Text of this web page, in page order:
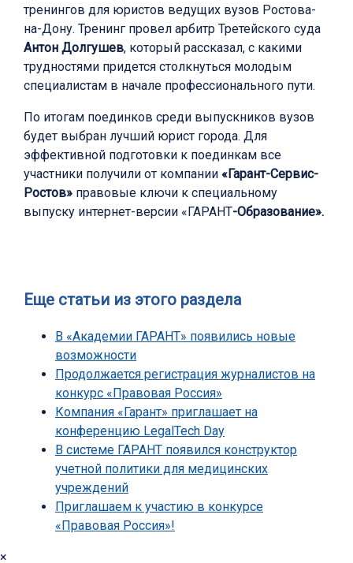
тренингов для юристов ведущих вузов Ростова-
на-Дону. Тренинг провел арбитр Третейского суда
Антон Долгушев, который рассказал, с какими
трудностями придется столкнуться молодым
специалистам в начале профессионального пути.
По итогам поединков среди выпускников вузов
будет выбран лучший юрист города. Для
эффективной подготовки к поединкам все
участники получили от компании «Гарант-Сервис-
Ростов» правовые ключи к специальному
выпуску интернет-версии «ГАРАНТ-Образование».
Еще статьи из этого раздела
В «Академии ГАРАНТ» появились новые
возможности
Продолжается регистрация журналистов на
конкурс «Правовая Россия»
Компания «Гарант» приглашает на
конференцию LegalTech Day
В системе ГАРАНТ появился конструктор
учетной политики для медицинских
учреждений
Приглашаем к участию в конкурсе
«Правовая Россия»!
×